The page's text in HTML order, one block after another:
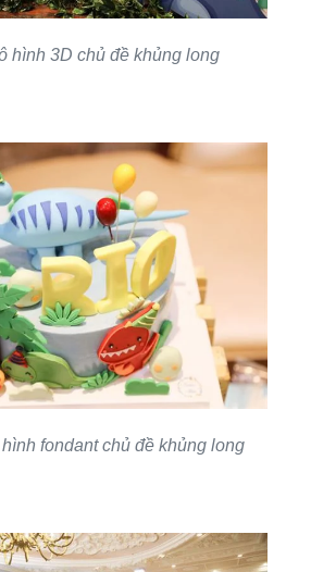
hình 3D chủ đề khủng long
fondant chủ đề khủng long